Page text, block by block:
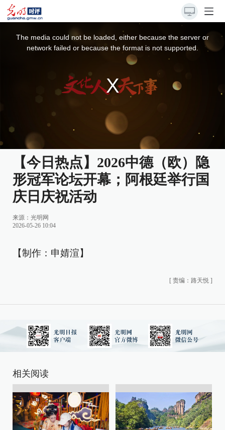
The media could not be loaded, either because the server or
network failed or because the format is not supported.
【今日热点】2026中德（欧）隐
形冠军论坛开幕；阿根廷举行国
庆日庆祝活动
来源：光明网
2026-05-26 10:04
【制作：申婧渲】
[ 责编：路天悦 ]
相关阅读